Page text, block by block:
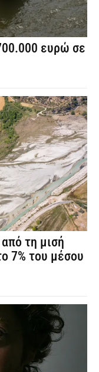
ευρώ σε
τη μισή
7% του μέσου